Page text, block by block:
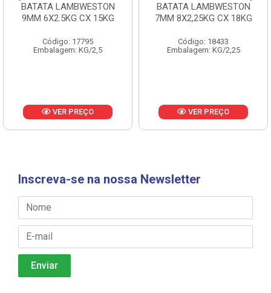
BATATA LAMBWESTON
9MM 6X2.5KG CX 15KG
Código: 17795
Embalagem: KG/2,5
VER PREÇO
BATATA LAMBWESTON
7MM 8X2,25KG CX 18KG
Código: 18433
Embalagem: KG/2,25
VER PREÇO
Inscreva-se na nossa Newsletter